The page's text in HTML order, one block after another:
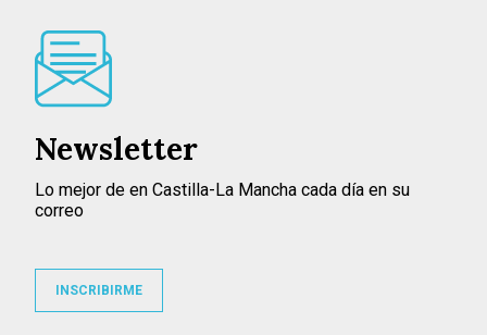
Newsletter
Lo mejor de en Castilla-La Mancha cada día en su
correo
INSCRIBIRME